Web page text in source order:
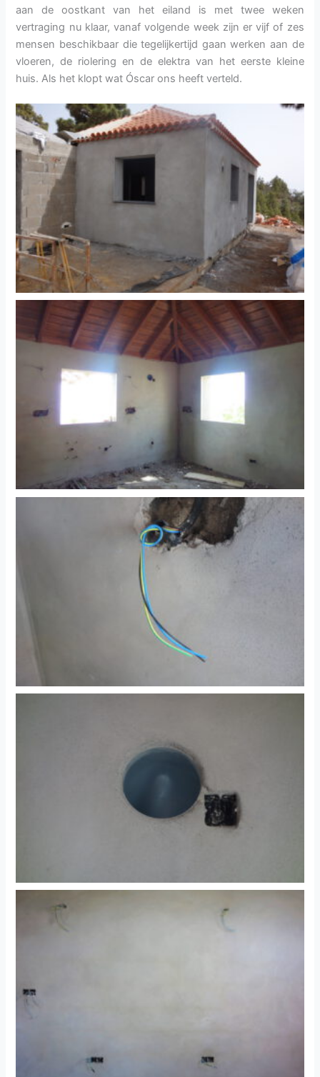
aan de oostkant van het eiland is met twee weken
vertraging nu klaar, vanaf volgende week zijn er vijf of zes
mensen beschikbaar die tegelijkertijd gaan werken aan de
vloeren, de riolering en de elektra van het eerste kleine
huis. Als het klopt wat Óscar ons heeft verteld.